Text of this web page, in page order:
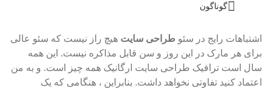
گوناگون
اشتباهات رایج در سئو طراحی سایت هیچ راز نیست که سئو عالی
برای هر مارک در این روز و سن قابل مذاکره نیست. این همه
سال است ترافیک طراحی سایت ارگانیک همه چیز است. و به من
اعتماد کنید تفاوتی نخواهد داشت. بنابراین ، هنگامی که یک